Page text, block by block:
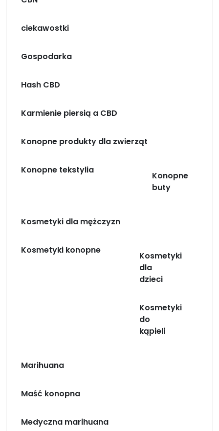
ciekawostki
Gospodarka
Hash CBD
Karmienie piersią a CBD
Konopne produkty dla zwierząt
Konopne tekstylia
Konopne
buty
Kosmetyki dla mężczyzn
Kosmetyki konopne
Kosmetyki
dla
dzieci
Kosmetyki
do
kąpieli
Marihuana
Maść konopna
Medyczna marihuana